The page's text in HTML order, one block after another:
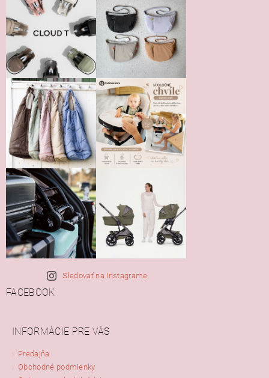
Vložením hodnotenie súhlasíte s
podmienkami ochrany
osobných údajov
Sledovať na Instagrame
FACEBOOK
INFORMÁCIE PRE VÁS
Predajňa
Obchodné podmienky